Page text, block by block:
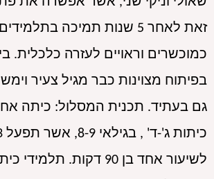
זאת לאחר 5 שנות תמיכה
כמוכשרים וראויים לעזרה כלכלית.
בפיתוח מצוינות כבר מגיל צעיר
גם בעתיד. תכנית המסלול: כיתה
לשיעור אחד בן 90 דקות.